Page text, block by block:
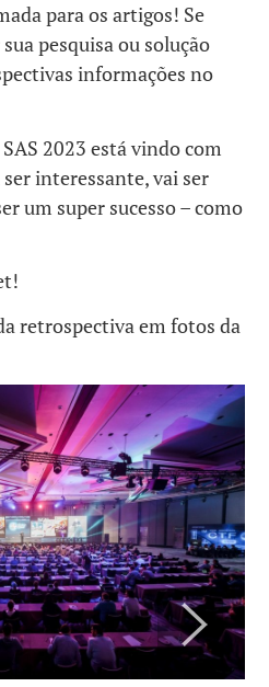
para os artigos! Se
pesquisa ou solução
informações no
2023 está vindo com
interessante, vai ser
um super sucesso – como
retrospectiva em fotos da